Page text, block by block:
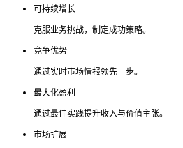
可持续增长
克服业务挑战，制定成功策略。
竞争优势
通过实时市场情报领先一步。
最大化盈利
通过最佳实践提升收入与价值主张。
市场扩展